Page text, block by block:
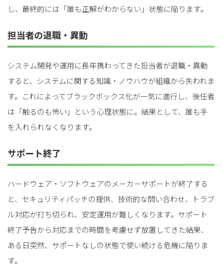
し、最終的には「誰も正解がわからない」状態に陥ります。
担当者の退職・異動
システム開発や運用に長年携わってきた担当者が退職・異動
すると、システムに関する知識・ノウハウが組織から失われま
す。これによってブラックボックス化が一気に進行し、後任者
は「触るのも怖い」という心理状態に。結果として、誰も手
を入れられなくなります。
サポート終了
ハードウェア・ソフトウェアのメーカーサポートが終了する
と、セキュリティパッチの提供、技術的な問い合わせ、トラブ
ル対応が打ち切られ、安定運用が難しくなります。サポート
終了予告から対応までの時間を考慮せず放置してきた結果、
ある日突然、サポートなしの状態で使い続ける危機に陥りま
す。